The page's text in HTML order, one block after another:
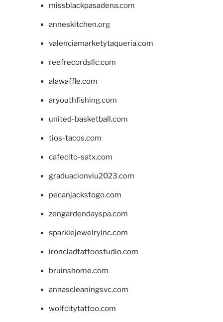
missblackpasadena.com
anneskitchen.org
valenciamarketytaqueria.com
reefrecordsllc.com
alawaffle.com
aryouthfishing.com
united-basketball.com
tios-tacos.com
cafecito-satx.com
graduacionviu2023.com
pecanjackstogo.com
zengardendayspa.com
sparklejewelryinc.com
ironcladtattoostudio.com
bruinshome.com
annascleaningsvc.com
wolfcitytattoo.com